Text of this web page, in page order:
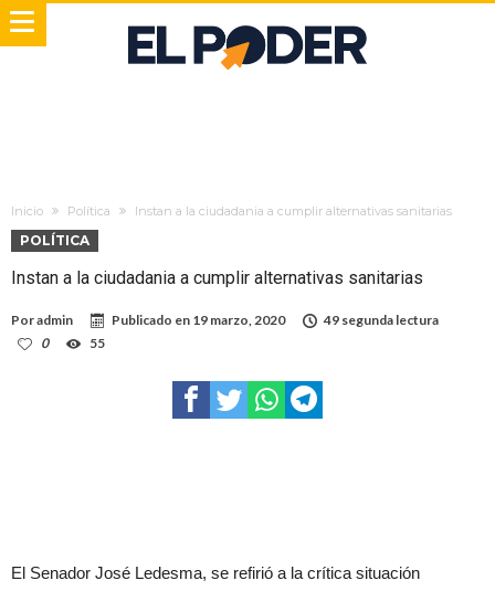
Inicio Política Instan a la ciudadania a cumplir alternativas sanitarias
POLÍTICA
Instan a la ciudadania a cumplir alternativas sanitarias
Poradmin Publicado en 19 marzo, 2020
49 segunda lectura
0
55
El Senador José Ledesma, se refirió a la crítica situación